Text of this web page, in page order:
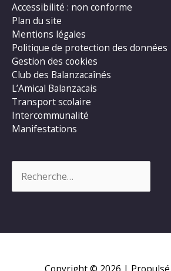
Accessibilité : non conforme
Plan du site
Mentions légales
Politique de protection des données
Gestion des cookies
Club des Balanzacaînés
L’Amical Balanzacais
Transport scolaire
Intercommunalité
Manifestations